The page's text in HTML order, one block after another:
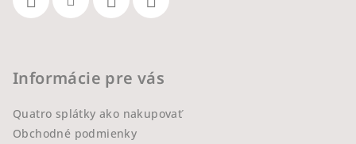
Informácie pre vás
Quatro splátky ako nakupovať
Obchodné podmienky